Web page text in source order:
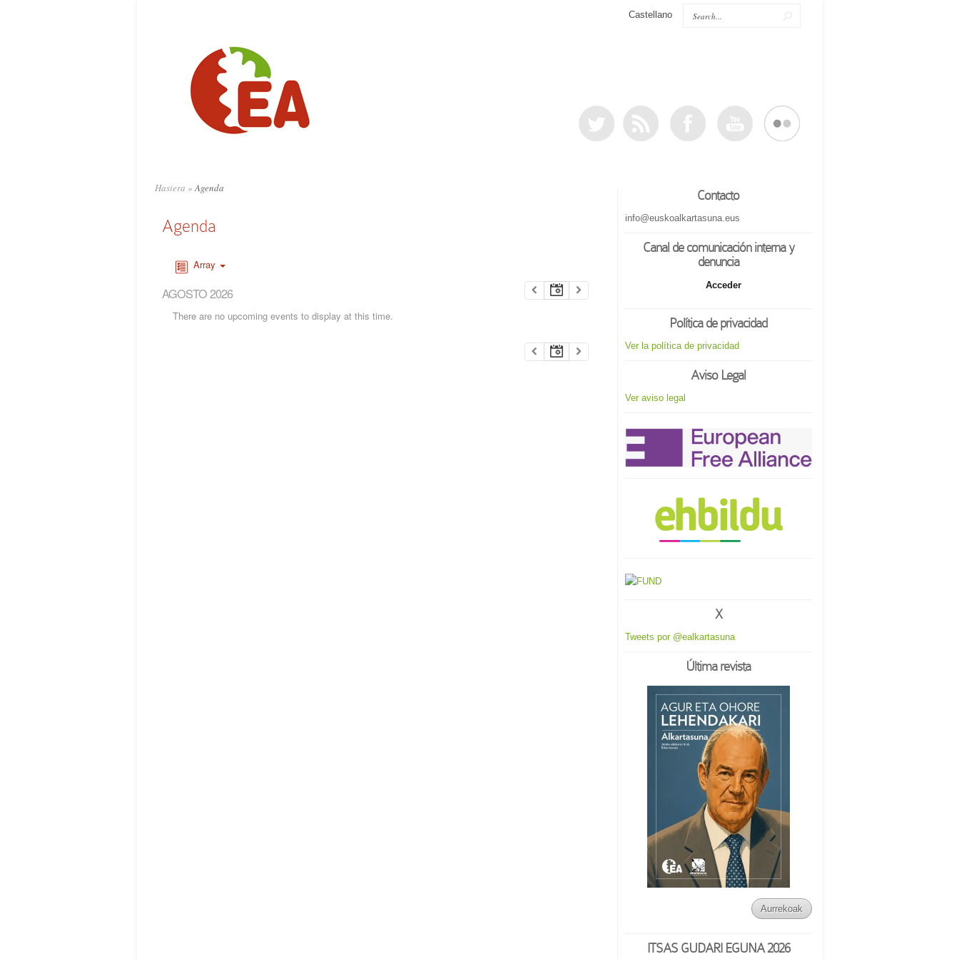
Castellano
Hasiera »Agenda
Agenda
Array
AGOSTO 2026
There are no upcoming events to display at this time.
Contacto
info@euskoalkartasuna.eus
Canal de comunicación interna y
denuncia
Acceder
Política de privacidad
Ver la política de privacidad
Aviso Legal
Ver aviso legal
X
Tweets por @ealkartasuna
Última revista
Aurrekoak
ITSAS GUDARI EGUNA 2026